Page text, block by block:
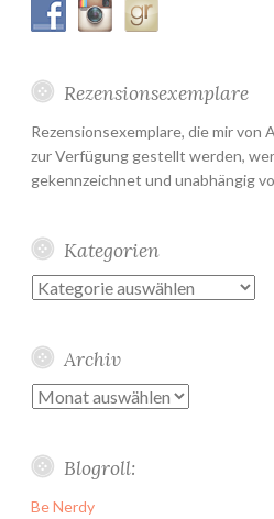
Rezensionsexemplare
Rezensionsexemplare, die mir
zur Verfügung gestellt werden,
gekennzeichnet und unabhängig
Kategorien
Kategorien
Archiv
Archiv
Blogroll:
Be Nerdy